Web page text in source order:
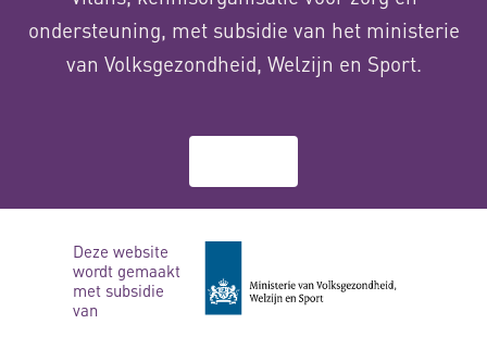
ondersteuning, met subsidie van het ministerie
van Volksgezondheid, Welzijn en Sport.
Deze website
wordt gemaakt
met subsidie
van